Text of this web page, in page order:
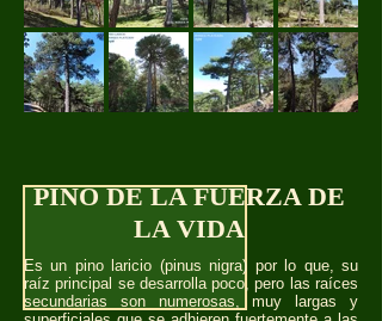
PINO DE LA FUERZA DE
LA VIDA
Es un pino laricio (pinus nigra) por lo que, su
raíz principal se desarrolla poco, pero las raíces
secundarias son numerosas, muy largas y